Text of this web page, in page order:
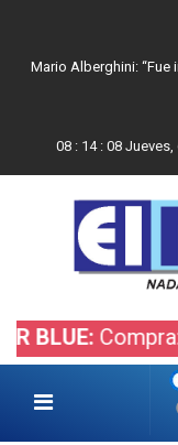
Mario Alberghini: “Fue
08: 14: 09 Jueves,
Compra: